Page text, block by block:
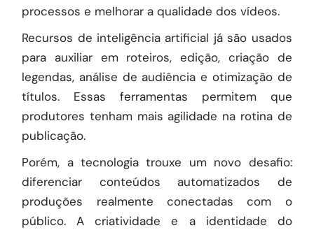
processos e melhorar a qualidade dos vídeos.
Recursos de inteligência artificial já são usados
para auxiliar em roteiros, edição, criação de
legendas, análise de audiência e otimização de
títulos. Essas ferramentas permitem que
produtores tenham mais agilidade na rotina de
publicação.
Porém, a tecnologia trouxe um novo desafio:
diferenciar conteúdos automatizados de
produções realmente conectadas com o
público. A criatividade e a identidade do